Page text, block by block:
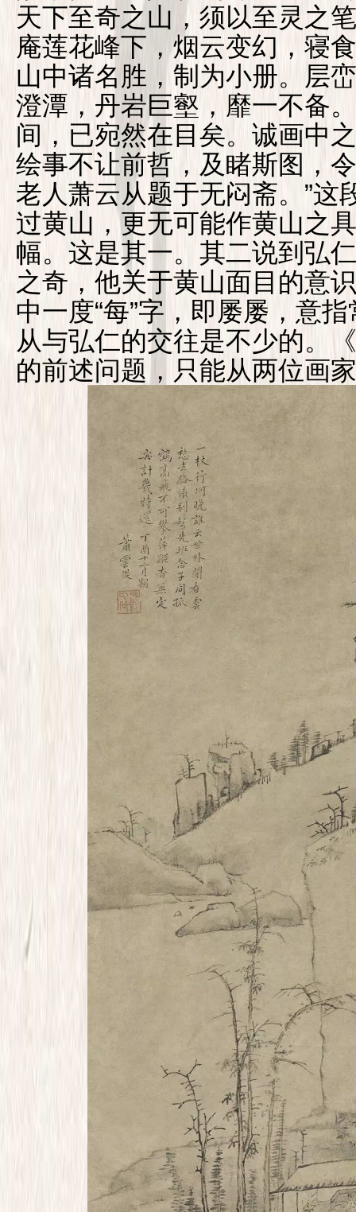
天下至奇之山，须以至灵之
庵莲花峰下，烟云变幻，寝
山中诸名胜，制为小册。层
澄潭，丹岩巨壑，靡一不备
间，已宛然在目矣。诚画中
绘事不让前哲，及睹斯图，
老人萧云从题于无闷斋。”这
过黄山，更无可能作黄山之
幅。这是其一。其二说到弘
之奇，他关于黄山面目的意
中一度“每”字，即屡屡，意
从与弘仁的交往是不少的。
的前述问题，只能从两位画